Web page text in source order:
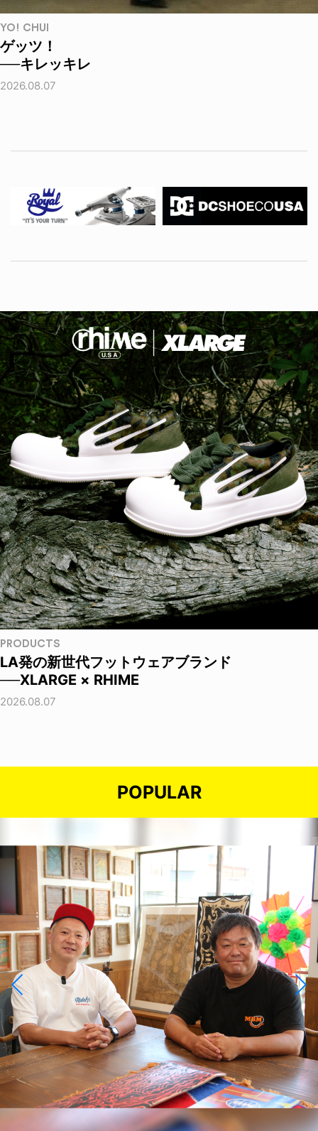
YO! CHUI
ゲッツ！
──キレッキレ
2026.08.07
PRODUCTS
LA発の新世代フットウェアブランド
──XLARGE × RHIME
2026.08.07
POPULAR